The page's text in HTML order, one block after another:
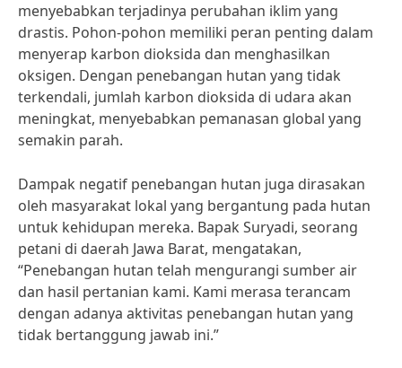
menyebabkan terjadinya perubahan iklim yang
drastis. Pohon-pohon memiliki peran penting dalam
menyerap karbon dioksida dan menghasilkan
oksigen. Dengan penebangan hutan yang tidak
terkendali, jumlah karbon dioksida di udara akan
meningkat, menyebabkan pemanasan global yang
semakin parah.
Dampak negatif penebangan hutan juga dirasakan
oleh masyarakat lokal yang bergantung pada hutan
untuk kehidupan mereka. Bapak Suryadi, seorang
petani di daerah Jawa Barat, mengatakan,
“Penebangan hutan telah mengurangi sumber air
dan hasil pertanian kami. Kami merasa terancam
dengan adanya aktivitas penebangan hutan yang
tidak bertanggung jawab ini.”